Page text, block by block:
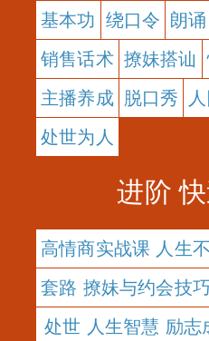
基本功 绕口令 朗诵
销售话术 撩妹搭讪
主播养成
脱口秀
处世为人
进阶
高情商实战课 人生
套路 撩妹与约会技
处世 人生智慧 励志